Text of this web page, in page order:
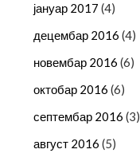
јануар 2017 (4)
децембар 2016 (4)
новембар 2016 (6)
октобар 2016 (6)
септембар 2016 (3)
август 2016 (5)